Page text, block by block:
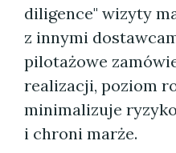
diligence" wizyty
z innymi
pilotażowe
realizacji, poziom
minimalizuje
i chroni marże.